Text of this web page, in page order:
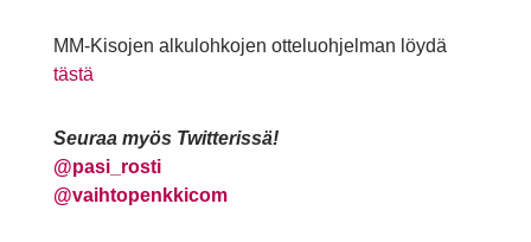
MM-Kisojen alkulohkojen otteluohjelman löydä
tästä
Seuraa myös Twitterissä!
@pasi_rosti
@vaihtopenkkicom